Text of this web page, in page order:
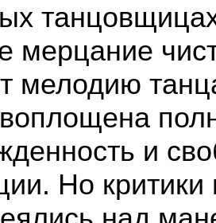
мерцание
мелодию
и
Но критики